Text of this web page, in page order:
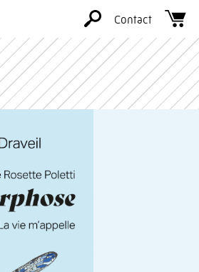
Contact